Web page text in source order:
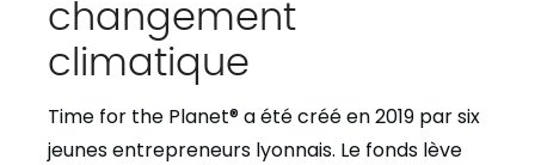
changement
climatique
Time for the Planet® a été créé en 2019 par six
jeunes entrepreneurs lyonnais. Le fonds lève